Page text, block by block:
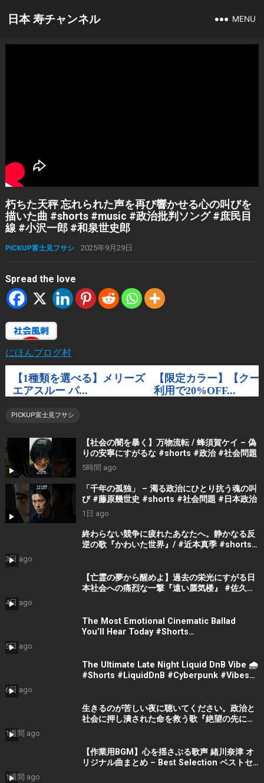
日本 寿チャンネル MENU
朽ちた天秤 忘れられた声を再び響かせる心の叫びを
描いた曲 #shorts #music #政治批判ソング #庶民目
線 #小沢一郎 #和泉世史郎
PICKUP富士見フサシ 2025年9月29日
Spread the love
にほんブログ村
PICKUP富士見フサシ
【社会の闇を暴く】万物流転 / 蜂須賀ケイ – 偽
りの安寧にすがるな #shorts #政治 #社会問題
5時間 ago
「千年の孤独」 – 濁る政治にひとり抗う魂の叫
び #藤原幾世史 #shorts #社会問題 #日本政治
1日 ago
終わらない競争に疲れたあなたへ。静かなる反
逆の歌『かわいた世界』/ #近本真季 #shorts
3日 ago
【亡霊の夢から醒めよ】過去の栄光にすがる日
本社会への痛烈な一撃『遠い蜃気楼』 #佐久間
4日 ago
The Most Emotional Cinematic Ballad
You’ll Hear Today #Shorts
5日 ago
The Ultimate Late Night Liquid DnB Vibe 🌧️
#Shorts #LiquidDnB #Cyberpunk #Vibes
6日 ago
生きるのが苦しい夜に聴いてください。政治と
社会に押し潰された命を救う歌『絶望の先に』
1週間 ago
【作業用BGM】心を揺さぶる歌声 緒川奈津 オ
リジナル曲まとめ – Best Selection ベストセ
1週間 ago